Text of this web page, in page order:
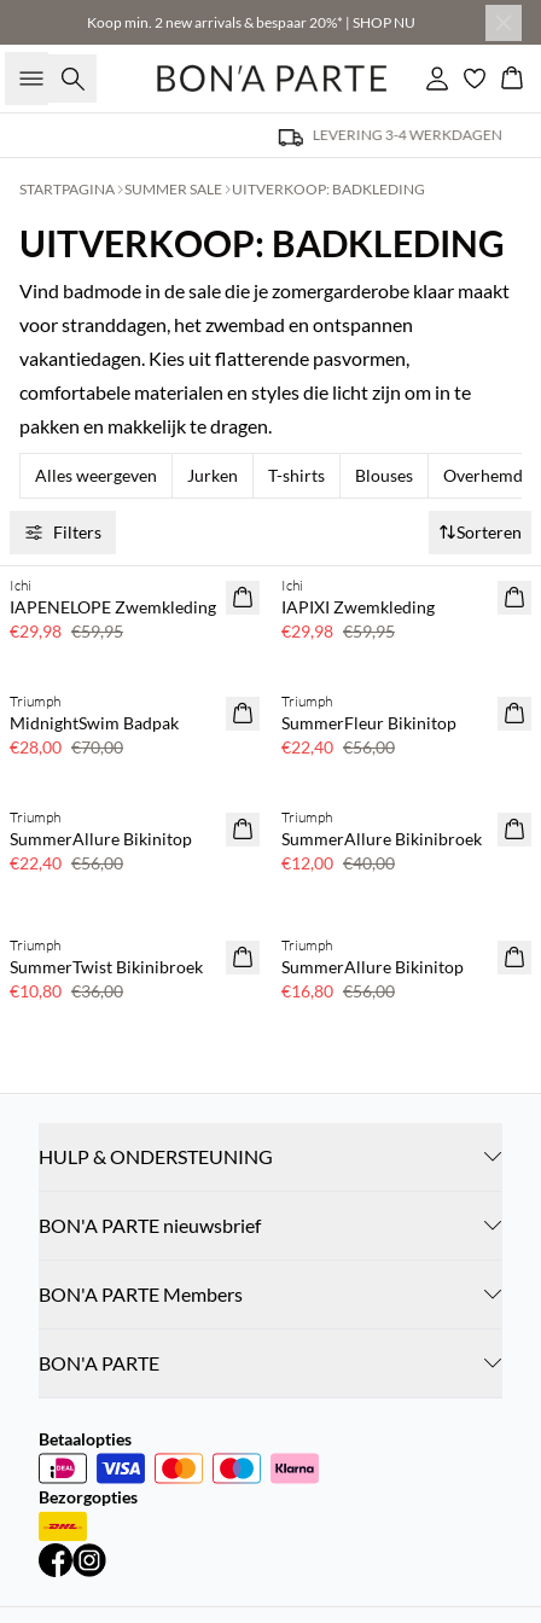
Koop min. 2 new arrivals & bespaar 20%* | SHOP NU
Zoeken Inloggen
LEVERING 3-4 WERKDAGEN
STARTPAGINA SUMMER SALE UITVERKOOP: BADKLEDING
UITVERKOOP: BADKLEDING
Vind badmode in de sale die je zomergarderobe klaar maakt
voor stranddagen, het zwembad en ontspannen
vakantiedagen. Kies uit flatterende pasvormen,
comfortabele materialen en styles die licht zijn om in te
pakken en makkelijk te dragen.
Alles weergeven Jurken T-shirts Blouses Overhemden
Filters Sorteren
SAVE20
Ichi
IAPENELOPE Zwemkleding
€29,98 €59,95
SAVE20
Ichi
IAPIXI Zwemkleding
€29,98 €59,95
SAVE20
60% korting
Triumph
MidnightSwim Badpak
€28,00 €70,00
SAVE20
Triumph
SummerFleur Bikinitop
€22,40 €56,00
SAVE20
Triumph
SummerAllure Bikinitop
€22,40 €56,00
SAVE20
Triumph
SummerAllure Bikinibroek
€12,00 €40,00
SAVE20
Triumph
SummerTwist Bikinibroek
€10,80 €36,00
SAVE20
Triumph
SummerAllure Bikinitop
€16,80 €56,00
HULP & ONDERSTEUNING
BON'A PARTE nieuwsbrief
BON'A PARTE Members
BON'A PARTE
Betaalopties
Bezorgopties